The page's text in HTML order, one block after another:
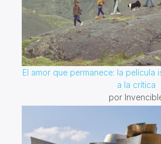
El amor que permanece: la película
a la crítica
por